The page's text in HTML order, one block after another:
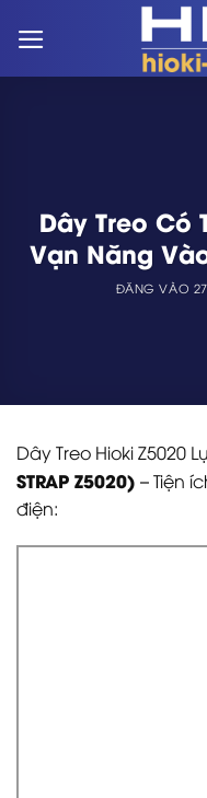
qua
Dây Treo Có
Vạn Năng
ĐĂNG VÀO
Dây Treo Hioki Z5020
STRAP Z5020) – Tiện
điện: